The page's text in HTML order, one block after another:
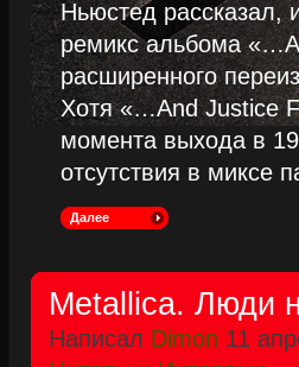
Ньюстед рассказал,
ремикс альбома
расширенного
Хотя «…And Justice
момента выхода в
отсутствия в миксе
Далее
Metallica. Люди
Написал Dimon 11